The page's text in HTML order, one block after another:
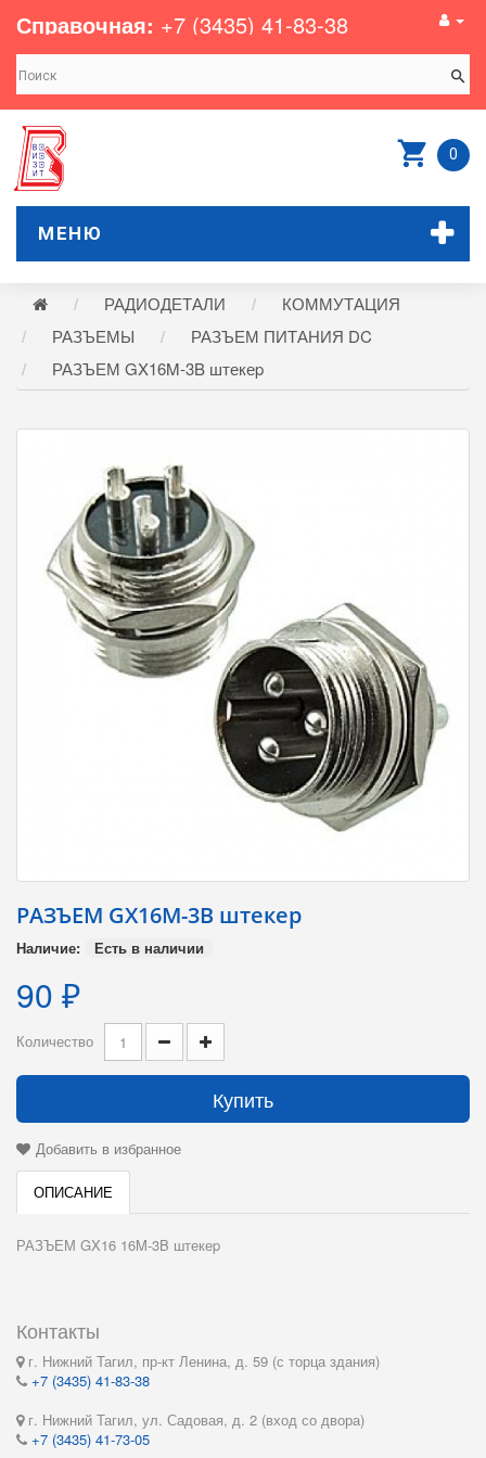
Справочная: +7 (3435) 41-83-38
0
МЕНЮ
РАДИОДЕТАЛИ
КОММУТАЦИЯ
РАЗЪЕМЫ
РАЗЪЕМ ПИТАНИЯ DC
РАЗЪЕМ GX16M-3B штекеp
РАЗЪЕМ GX16M-3B штекеp
Наличие: Есть в наличии
90 ₽
Количество
Купить
Добавить в избранное
ОПИСАНИЕ
РАЗЪЕМ GX16 16M-3B штекеp
Контакты
г. Нижний Тагил, пр-кт Ленина, д. 59 (с торца здания)
+7 (3435) 41-83-38
г. Нижний Тагил, ул. Садовая, д. 2 (вход со двора)
+7 (3435) 41-73-05